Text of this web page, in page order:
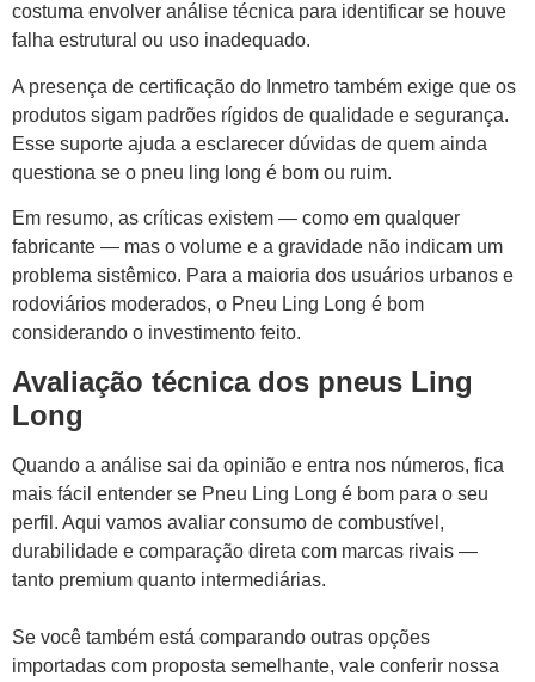
costuma envolver análise técnica para identificar se houve
falha estrutural ou uso inadequado.
A presença de certificação do Inmetro também exige que os
produtos sigam padrões rígidos de qualidade e segurança.
Esse suporte ajuda a esclarecer dúvidas de quem ainda
questiona se o pneu ling long é bom ou ruim.
Em resumo, as críticas existem — como em qualquer
fabricante — mas o volume e a gravidade não indicam um
problema sistêmico. Para a maioria dos usuários urbanos e
rodoviários moderados, o Pneu Ling Long é bom
considerando o investimento feito.
Avaliação técnica dos pneus Ling
Long
Quando a análise sai da opinião e entra nos números, fica
mais fácil entender se Pneu Ling Long é bom para o seu
perfil. Aqui vamos avaliar consumo de combustível,
durabilidade e comparação direta com marcas rivais —
tanto premium quanto intermediárias.
Se você também está comparando outras opções
importadas com proposta semelhante, vale conferir nossa